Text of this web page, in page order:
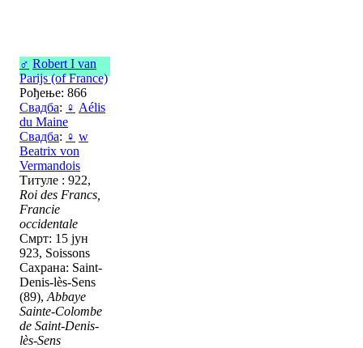
♂ Robert I van
Parijs (of France)
Рођење: 866
Свадба: ♀ Aélis
du Maine
Свадба: ♀ w
Beatrix von
Vermandois
Титуле : 922,
Roi des Francs,
Francie
occidentale
Смрт: 15 јун
923, Soissons
Сахрана: Saint-
Denis-lès-Sens
(89), Abbaye
Sainte-Colombe
de Saint-Denis-
lès-Sens